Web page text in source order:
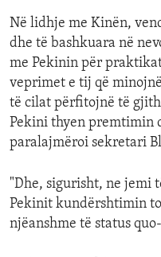
Në lidhje me Kinën,
dhe të bashkuara në
me Pekinin për
veprimet e tij që
të cilat përfitojnë të
Pekini thyen premtimin
paralajmëroi sekretari
"Dhe, sigurisht, ne jemi
Pekinit kundërshtimin
njëanshme të status